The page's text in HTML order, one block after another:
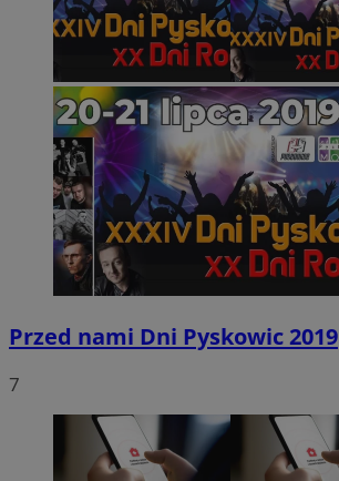
Przed nami Dni Pyskowic 2019
7